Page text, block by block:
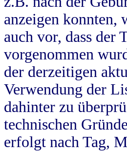
anzeigen konnten,
auch vor, dass der
vorgenommen
der derzeitigen
Verwendung der
dahinter zu
technischen
erfolgt nach Tag,